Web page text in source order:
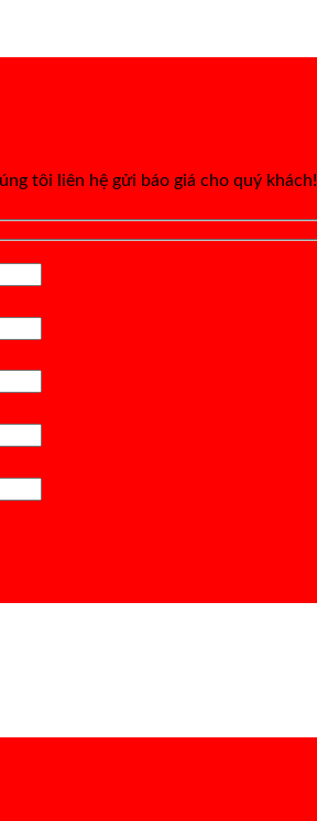
tôi liên hệ gửi báo giá cho quý khách!